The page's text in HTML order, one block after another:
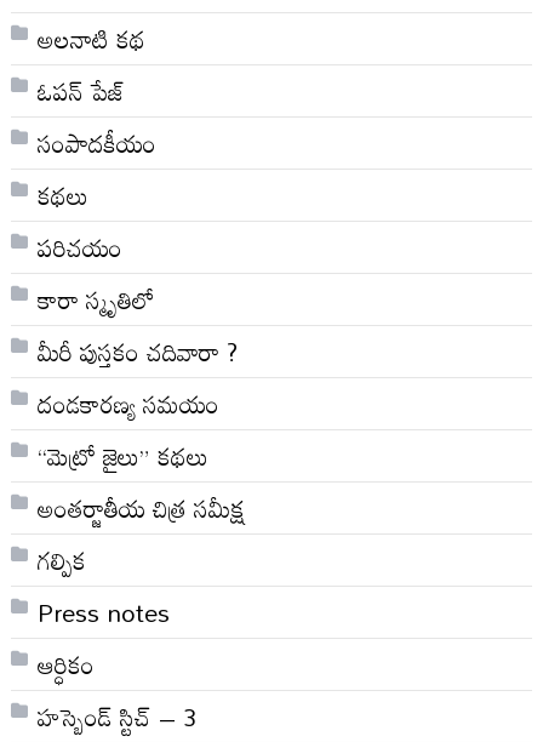
అల‌నాటి క‌థ‌
ఓపన్ పేజ్
సంపాదకీయం
కథలు
పరిచయం
కారా స్మృతిలో
మీరీ పుస్తకం చదివారా ?
దండకారణ్య సమయం
“మెట్రో జైలు” కథలు
అంతర్జాతీయ చిత్ర సమీక్ష
గల్పిక
Press notes
ఆర్ధికం
హస్బెండ్ స్టిచ్ – 3